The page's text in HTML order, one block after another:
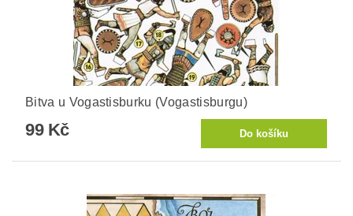
Bitva u Vogastisburku (Vogastisburgu)
99 Kč